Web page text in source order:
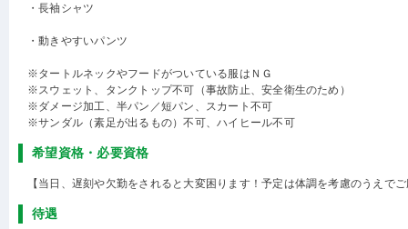
・長袖シャツ
・動きやすいパンツ
※タートルネックやフードがついている服はＮＧ
※スウェット、タンクトップ不可（事故防止、安全衛生のため）
※ダメージ加工、半パン／短パン、スカート不可
※サンダル（素足が出るもの）不可、ハイヒール不可
希望資格・必要資格
【当日、遅刻や欠勤をされると大変困ります！予定は体調を考慮のうえで
待遇